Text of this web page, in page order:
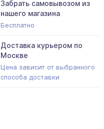
Забрать самовывозом из
нашего магазина
Бесплатно
Доставка курьером по
Москве
Цена зависит от выбранного
способа доставки